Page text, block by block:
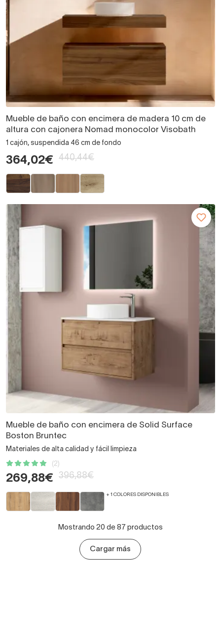
Mueble de baño con encimera de madera 10 cm de
altura con cajonera Nomad monocolor Visobath
1 cajón, suspendida 46 cm de fondo
364,02€ 440,44€
Mueble de baño con encimera de Solid Surface
Boston Bruntec
Materiales de alta calidad y fácil limpieza
(2)
269,88€ 396,88€
+ 1 COLORES DISPONIBLES
Mostrando 20 de 87 productos
Cargar más